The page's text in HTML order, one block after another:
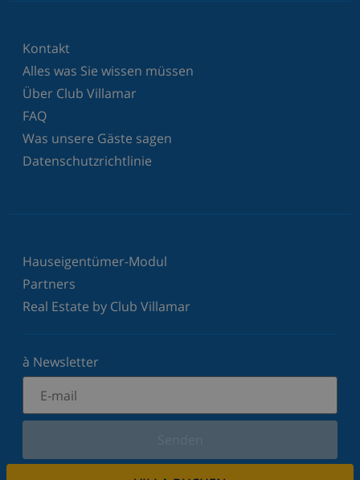
Kontakt
Alles was Sie wissen müssen
Über Club Villamar
FAQ
Was unsere Gäste sagen
Datenschutzrichtlinie
Hauseigentümer-Modul
Partners
Real Estate by Club Villamar
à Newsletter
Melden Sie sich für unseren Newsletter an und